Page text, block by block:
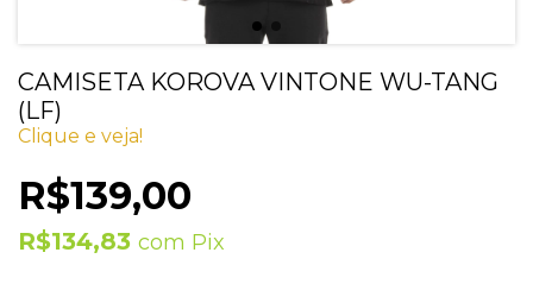
CAMISETA KOROVA VINTONE WU-TANG
(LF)
Clique e veja!
R$139,00
R$134,83 com Pix